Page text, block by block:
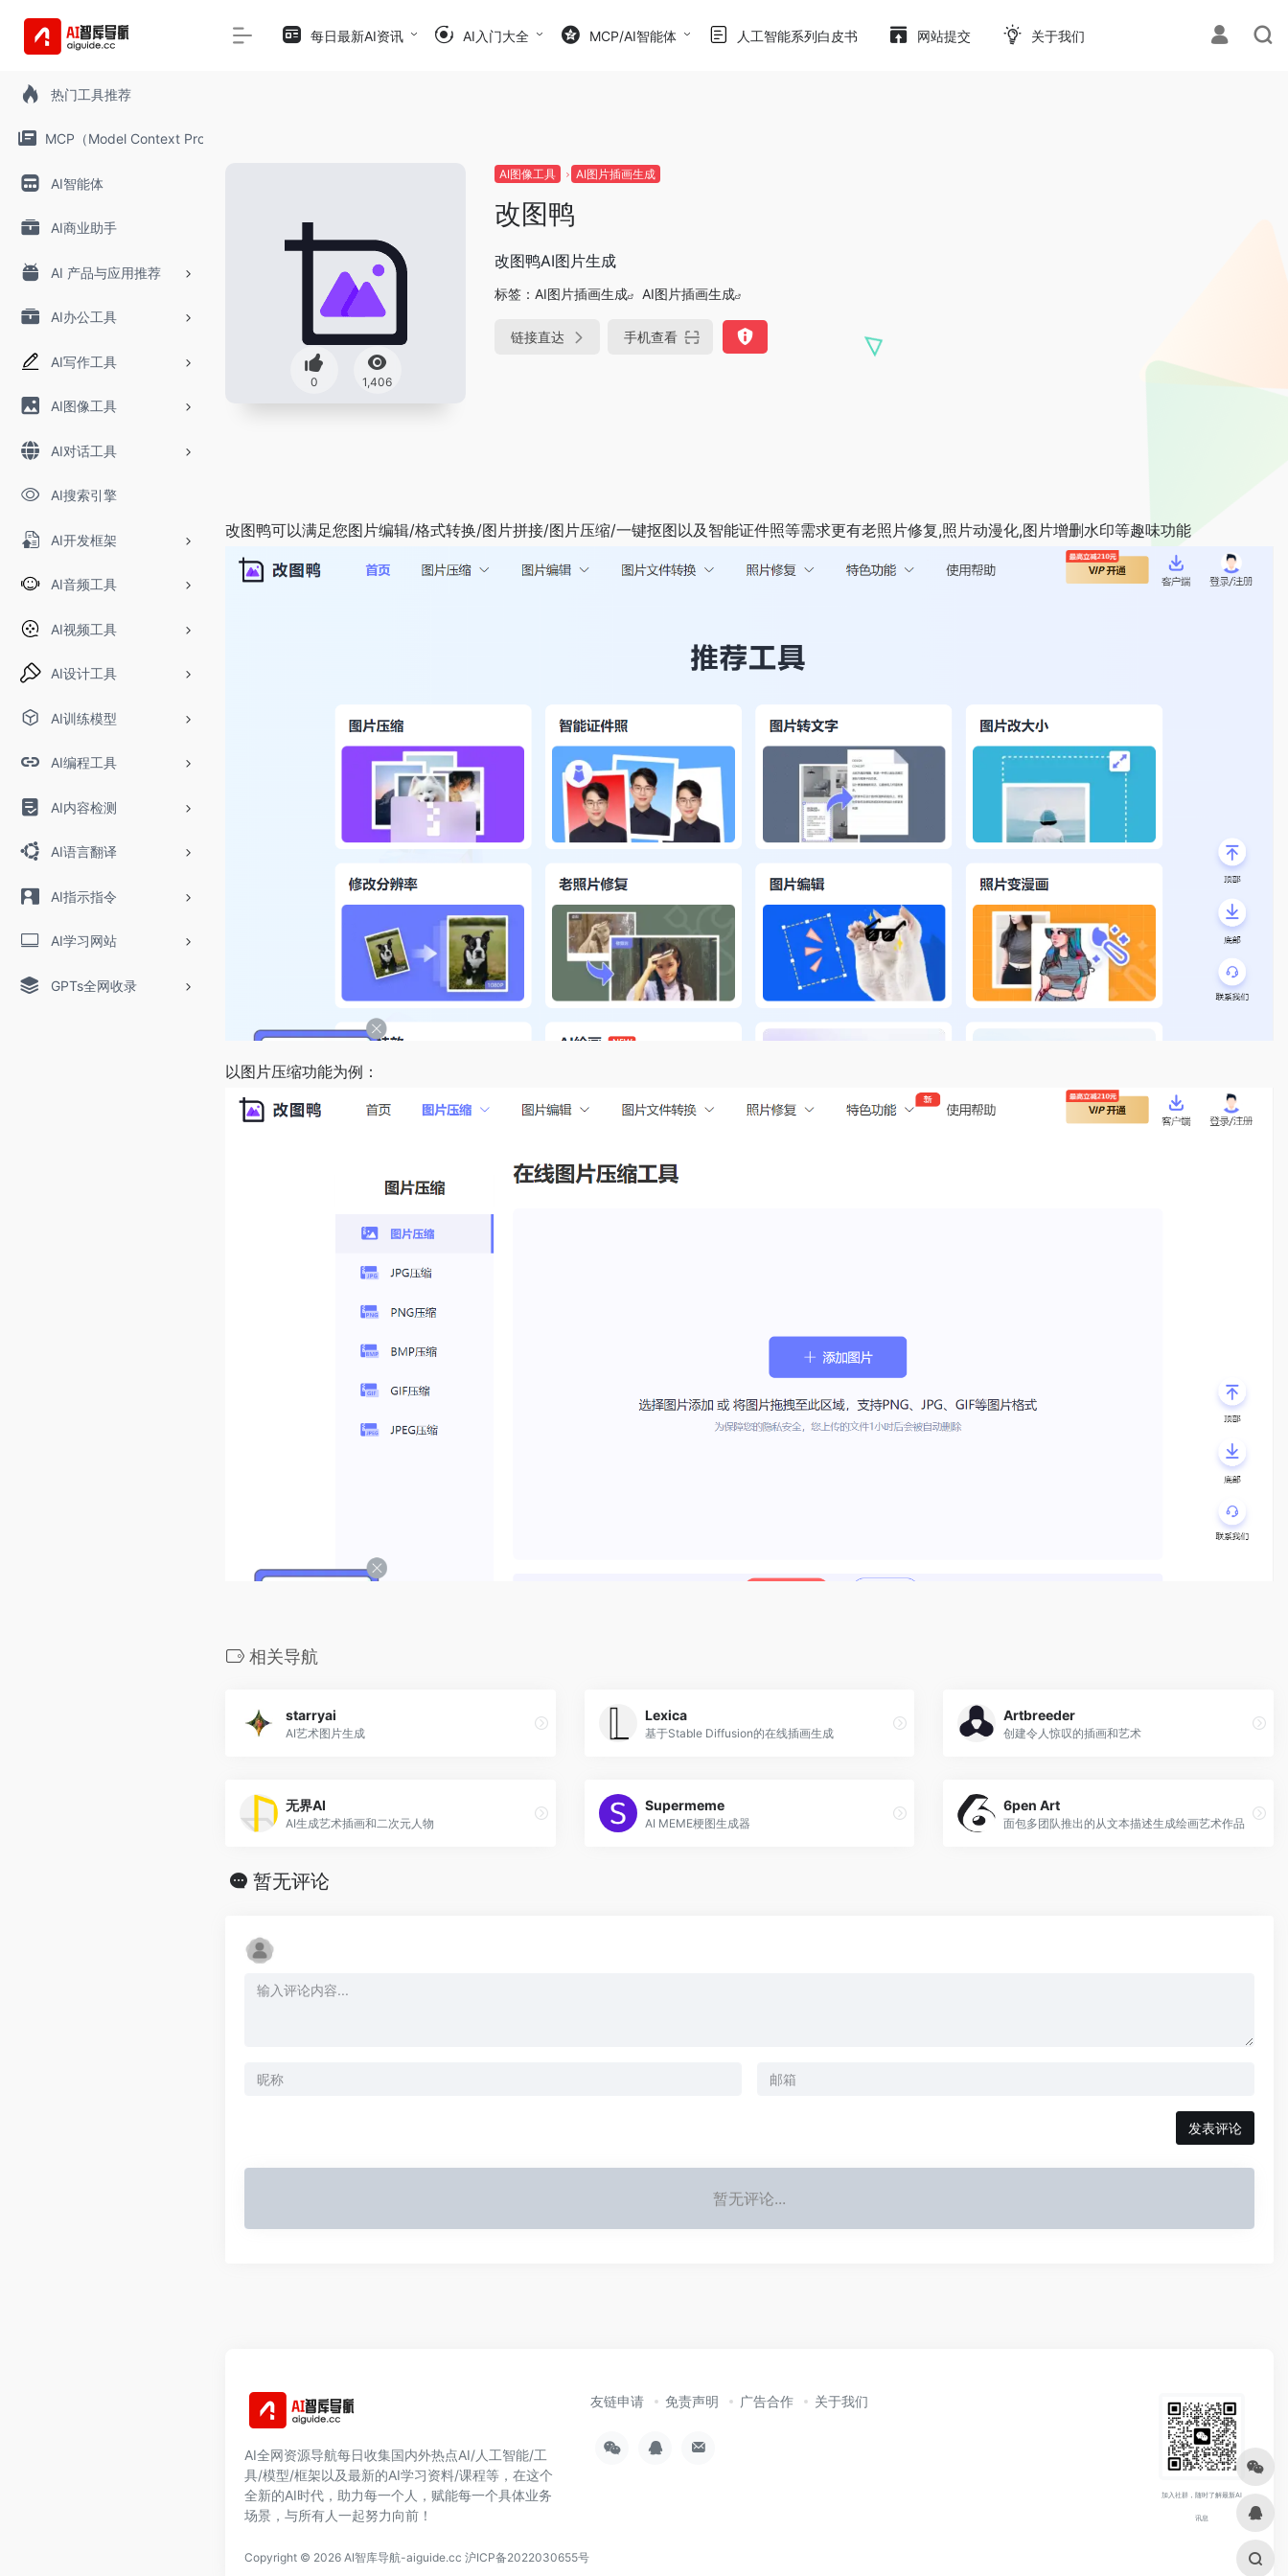
热门工具推荐
MCP（Model Context Protocol）
AI智能体
AI商业助手
AI 产品与应用推荐
AI办公工具
AI写作工具
AI图像工具
AI对话工具
AI搜索引擎
AI开发框架
AI音频工具
AI视频工具
AI设计工具
AI训练模型
AI编程工具
AI内容检测
AI语言翻译
AI指示指令
AI学习网站
GPTs全网收录
每日最新AI资讯 AI入门大全 MCP/AI智能体 人工智能系列白皮书 网站提交 关于我们
0 1,406
AI图像工具 AI图片插画生成
改图鸭
改图鸭AI图片生成
标签： AI图片插画生成 AI图片插画生成
链接直达 手机查看
改图鸭可以满足您图片编辑/格式转换/图片拼接/图片压缩/一键抠图以及智能证件照等需求更有老照片修复,照片动漫化,图片增删水印等趣味功能
以图片压缩功能为例：
相关导航
starryai
AI艺术图片生成
Lexica
基于Stable Diffusion的在线插画生成
Artbreeder
创建令人惊叹的插画和艺术
无界AI
AI生成艺术插画和二次元人物
Supermeme
AI MEME梗图生成器
6pen Art
面包多团队推出的从文本描述生成绘画艺术作品
暂无评论
发表评论
暂无评论...
AI全网资源导航每日收集国内外热点AI/人工智能/工
具/模型/框架以及最新的AI学习资料/课程等，在这个
全新的AI时代，助力每一个人，赋能每一个具体业务
场景，与所有人一起努力向前！
友链申请 免责声明 广告合作 关于我们
加入社群，随时了解最新AI
讯息
Copyright © 2026 AI智库导航-aiguide.cc 沪ICP备2022030655号